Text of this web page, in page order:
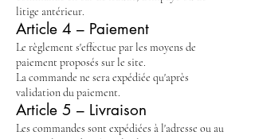
litige antérieur.
Article 4 – Paiement
Le règlement s'effectue par les moyens de
paiement proposés sur le site.
La commande ne sera expédiée qu'après
validation du paiement.
Article 5 – Livraison
Les commandes sont expédiées à l'adresse ou au